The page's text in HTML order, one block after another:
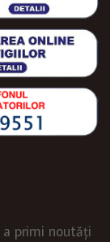
primi noutăți